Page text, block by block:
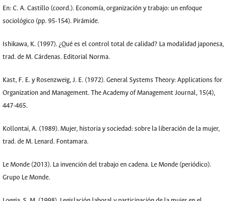
En: C. A. Castillo (coord.). Economía, organización y trabajo: un enfoque
sociológico (pp. 95-154). Pirámide.
Ishikawa, K. (1997). ¿Qué es el control total de calidad? La modalidad japonesa,
trad. de M. Cárdenas. Editorial Norma.
Kast, F. E. y Rosenzweig, J. E. (1972). General Systems Theory: Applications for
Organization and Management. The Academy of Management Journal, 15(4),
447-465.
Kollontai, A. (1989). Mujer, historia y sociedad: sobre la liberación de la mujer,
trad. de M. Lenard. Fontamara.
Le Monde (2013). La invención del trabajo en cadena. Le Monde (periódico).
Grupo Le Monde.